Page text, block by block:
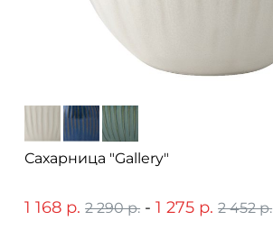
Сахарница "Gallery"
1 168 р. 2 290 р. -1 275 р. 2 452 р.